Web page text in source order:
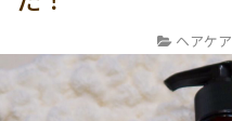
ヘアケア